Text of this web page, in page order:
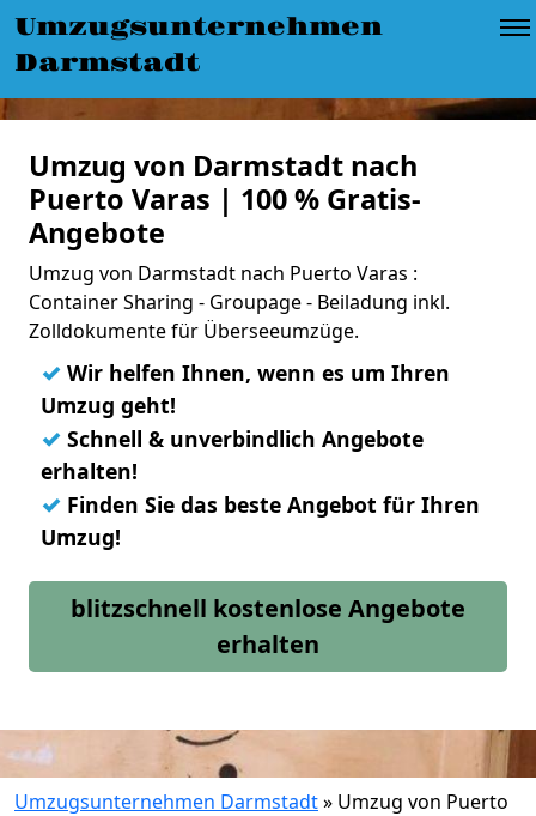
Umzugsunternehmen
Darmstadt
Umzug von Darmstadt nach
Puerto Varas | 100 % Gratis-
Angebote
Umzug von Darmstadt nach Puerto Varas :
Container Sharing - Groupage - Beiladung inkl.
Zolldokumente für Überseeumzüge.
✓ Wir helfen Ihnen, wenn es um Ihren
Umzug geht!
✓ Schnell & unverbindlich Angebote
erhalten!
✓ Finden Sie das beste Angebot für Ihren
Umzug!
blitzschnell kostenlose Angebote
erhalten
Umzugsunternehmen Darmstadt» Umzug von Puerto